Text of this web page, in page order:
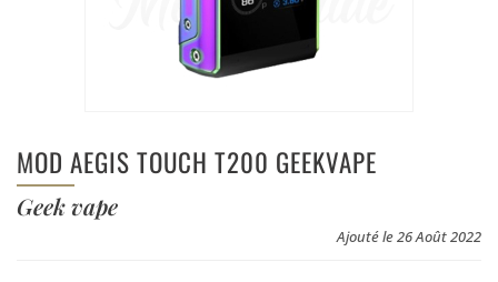
MOD AEGIS TOUCH T200 GEEKVAPE
Geek vape
Ajouté le 26 Août 2022